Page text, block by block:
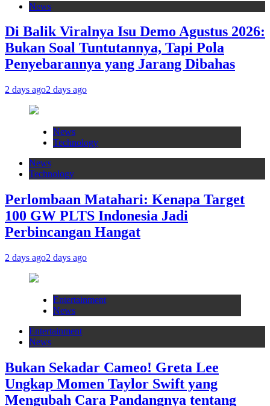
News
Di Balik Viralnya Isu Demo Agustus 2026:
Bukan Soal Tuntutannya, Tapi Pola
Penyebarannya yang Jarang Dibahas
2 days ago2 days ago
News
Technology
News
Technology
Perlombaan Matahari: Kenapa Target
100 GW PLTS Indonesia Jadi
Perbincangan Hangat
2 days ago2 days ago
Entertainment
News
Entertainment
News
Bukan Sekadar Cameo! Greta Lee
Ungkap Momen Taylor Swift yang
Mengubah Cara Pandangnya tentang